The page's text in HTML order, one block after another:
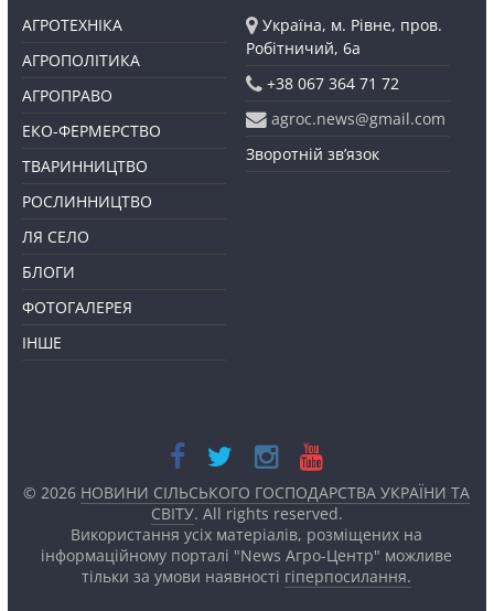
АГРОТЕХНІКА
АГРОПОЛІТИКА
АГРОПРАВО
ЕКО-ФЕРМЕРСТВО
ТВАРИННИЦТВО
РОСЛИННИЦТВО
ЛЯ СЕЛО
БЛОГИ
ФОТОГАЛЕРЕЯ
ІНШЕ
Україна, м. Рівне, пров.
Робітничий, 6а
+38 067 364 71 72
agroc.news@gmail.com
Зворотній зв’язок
© 2026 НОВИНИ СІЛЬСЬКОГО ГОСПОДАРСТВА УКРАЇНИ ТА
СВІТУ. All rights reserved.
Використання усіх матеріалів, розміщених на
інформаційному порталі "News Агро-Центр" можливе
тільки за умови наявності гіперпосилання.